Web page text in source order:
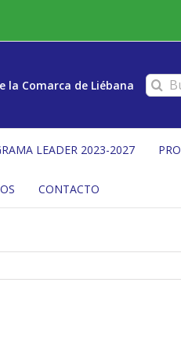
la Comarca de Liébana Buscar:
LEADER 2023-2027
CONTACTO